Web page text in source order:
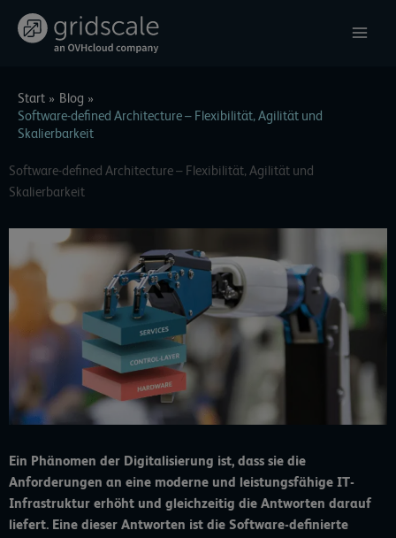
Inhalt
Start
Blog
Software-defined Architecture – Flexibilität, Agilität und
Skalierbarkeit
Software-defined Architecture – Flexibilität, Agilität und
Skalierbarkeit
Ein Phänomen der Digitalisierung ist, dass sie die
Anforderungen an eine moderne und leistungsfähige IT-
Infrastruktur erhöht und gleichzeitig die Antworten darauf
liefert. Eine dieser Antworten ist die Software-definierte